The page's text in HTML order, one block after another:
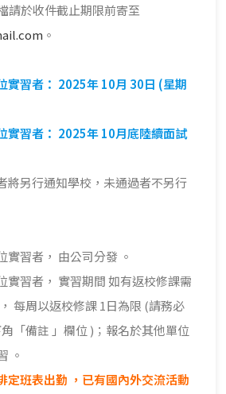
請於收件截止期限前寄至
。
實習者： 2025年 10月 30日 (星期
實習者： 2025年 10月底陸續面試
將另行通知學校，未通過者不另行
實習者， 由公司分發 。
實習者， 實習期間 如有返校修課需
每周以返校修課 1日為限 (請務必
「備註 」欄位 )；報名於其他單位
。
定班表出勤 ，已有國內外交流活動